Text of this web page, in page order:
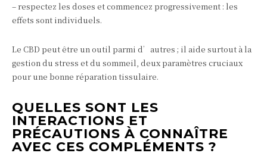
– respectez les doses et commencez progressivement : les
effets sont individuels.
Le CBD peut être un outil parmi d’autres ; il aide surtout à la
gestion du stress et du sommeil, deux paramètres cruciaux
pour une bonne réparation tissulaire.
QUELLES SONT LES
INTERACTIONS ET
PRÉCAUTIONS À CONNAÎTRE
AVEC CES COMPLÉMENTS ?